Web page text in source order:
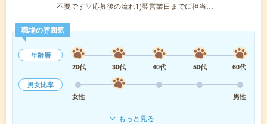
不要です▽応募後の流れ1)翌営業日までに担当…
職場の雰囲気
年齢層
20代
30代 40代 50代
60代
男女比率
女性
男性
もっと見る